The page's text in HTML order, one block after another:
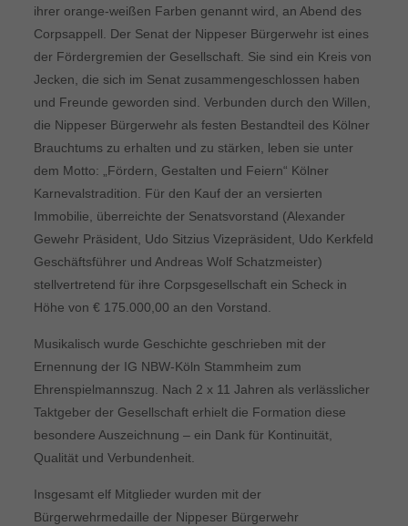
ihrer orange-weißen Farben genannt wird, an Abend des
Corpsappell. Der Senat der Nippeser Bürgerwehr ist eines
der Fördergremien der Gesellschaft. Sie sind ein Kreis von
Jecken, die sich im Senat zusammengeschlossen haben
und Freunde geworden sind. Verbunden durch den Willen,
die Nippeser Bürgerwehr als festen Bestandteil des Kölner
Brauchtums zu erhalten und zu stärken, leben sie unter
dem Motto: „Fördern, Gestalten und Feiern“ Kölner
Karnevalstradition. Für den Kauf der an versierten
Immobilie, überreichte der Senatsvorstand (Alexander
Gewehr Präsident, Udo Sitzius Vizepräsident, Udo Kerkfeld
Geschäftsführer und Andreas Wolf Schatzmeister)
stellvertretend für ihre Corpsgesellschaft ein Scheck in
Höhe von € 175.000,00 an den Vorstand.
Musikalisch wurde Geschichte geschrieben mit der
Ernennung der IG NBW-Köln Stammheim zum
Ehrenspielmannszug. Nach 2 x 11 Jahren als verlässlicher
Taktgeber der Gesellschaft erhielt die Formation diese
besondere Auszeichnung – ein Dank für Kontinuität,
Qualität und Verbundenheit.
Insgesamt elf Mitglieder wurden mit der
Bürgerwehrmedaille der Nippeser Bürgerwehr